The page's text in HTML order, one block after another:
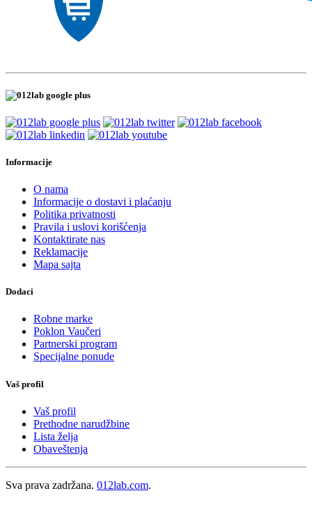
Informacije
O nama
Informacije o dostavi i plaćanju
Politika privatnosti
Pravila i uslovi korišćenja
Kontaktirate nas
Reklamacije
Mapa sajta
Dodaci
Robne marke
Poklon Vaučeri
Partnerski program
Specijalne ponude
Vaš profil
Vaš profil
Prethodne narudžbine
Lista želja
Obaveštenja
Sva prava zadržana. 012lab.com.